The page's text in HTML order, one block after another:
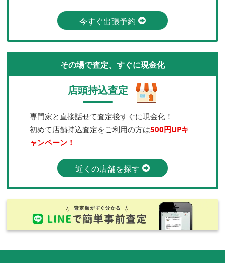
今すぐ出張予約
その場で査定、すぐに現金化
店頭持込査定
専門家と直接話せて査定後すぐに現金化！
初めて店舗持込査定をご利用の方は500円UPキ
ャンペーン！
近くの店舗を探す